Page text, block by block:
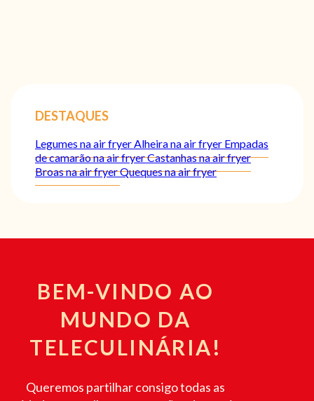
DESTAQUES
Legumes na air fryerAlheira na air fryer Empadas
de camarão na air fryerCastanhas na air fryer
Broas na air fryerQueques na air fryer
BEM-VINDO AO
MUNDO DA
TELECULINÁRIA!
Queremos partilhar consigo todas as